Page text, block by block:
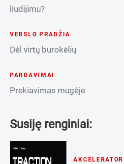
liudijimu?
VERSLO PRADŽIA
Dėl virtų burokėlių
PARDAVIMAI
Prekiavimas mugėje
Susiję renginiai: